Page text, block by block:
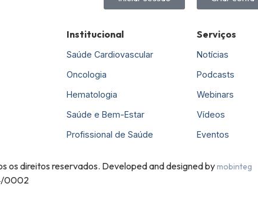
Institucional
Saúde Cardiovascular
Oncologia
Hematologia
Saúde e Bem-Estar
Profissional de Saúde
Serviços
Notícias
Podcasts
Webinars
Vídeos
Eventos
os direitos reservados. Developed and designed bymobinteg
0002